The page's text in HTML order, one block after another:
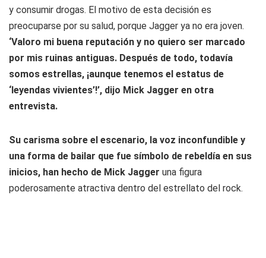
y consumir drogas. El motivo de esta decisión es
preocuparse por su salud, porque Jagger ya no era joven.
‘Valoro mi buena reputación y no quiero ser marcado
por mis ruinas antiguas. Después de todo, todavía
somos estrellas, ¡aunque tenemos el estatus de
‘leyendas vivientes’!’, dijo Mick Jagger en otra
entrevista.
Su carisma sobre el escenario, la voz inconfundible y
una forma de bailar que fue símbolo de rebeldía en sus
inicios, han hecho de Mick Jagger una figura
poderosamente atractiva dentro del estrellato del rock.